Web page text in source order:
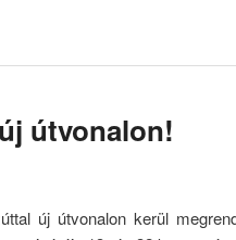
útvonalon!
új útvonalon kerül